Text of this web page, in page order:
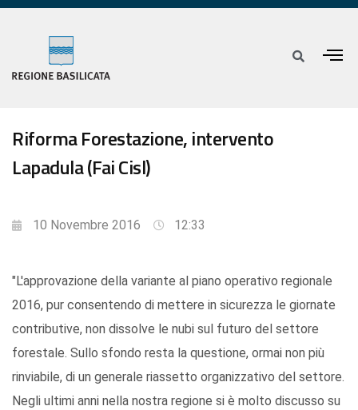
Riforma Forestazione, intervento
Lapadula (Fai Cisl)
10 Novembre 2016 12:33
"L'approvazione della variante al piano operativo regionale
2016, pur consentendo di mettere in sicurezza le giornate
contributive, non dissolve le nubi sul futuro del settore
forestale. Sullo sfondo resta la questione, ormai non più
rinviabile, di un generale riassetto organizzativo del settore.
Negli ultimi anni nella nostra regione si è molto discusso su